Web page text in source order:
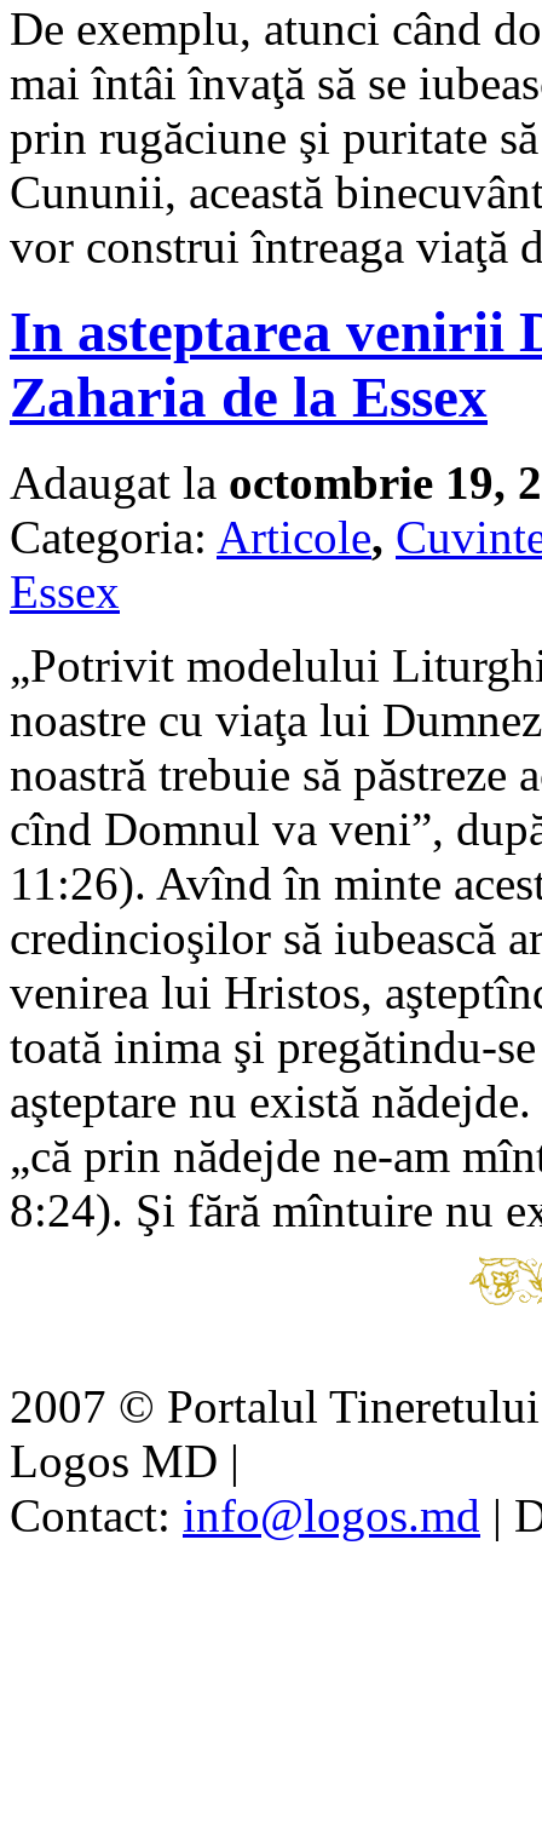
De exemplu, atunci când
mai întâi învaţă să se
prin rugăciune şi puritate
Cununii, această
vor construi întreaga viaţă
In asteptarea venirii
Zaharia de la Essex
Adaugat la octombrie 19,
Categoria: Articole,
Essex
„Potrivit modelului
noastre cu viaţa lui
noastră trebuie să păstreze
cînd Domnul va veni”,
11:26). Avînd în minte
credincioşilor să iubească
venirea lui Hristos,
toată inima şi pregătindu-
aşteptare nu există
„că prin nădejde ne-am
8:24). Şi fără mîntuire nu
2007 © Portalul
Logos MD |
Contact: info@logos.md |